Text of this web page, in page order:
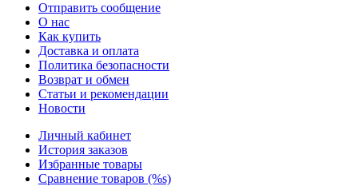
Отправить сообщение
О нас
Как купить
Доставка и оплата
Политика безопасности
Возврат и обмен
Статьи и рекомендации
Новости
Личный кабинет
История заказов
Избранные товары
Сравнение товаров (%s)